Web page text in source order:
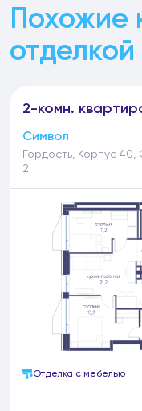
Похожие
отделкой
2-комн.
Символ
Гордость, Корпус 40,
2
Отделка с мебелью